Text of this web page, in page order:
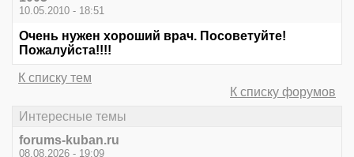
10.05.2010 - 18:51
Очень нужен хороший врач. Посоветуйте!
Пожалуйста!!!!
К списку тем
К списку форумов
Интересные темы
forums-kuban.ru
08.08.2026 - 19:09